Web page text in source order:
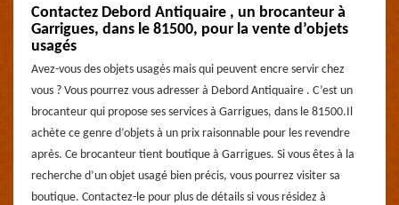
Contactez Debord Antiquaire , un brocanteur à
Garrigues, dans le 81500, pour la vente d’objets
usagés
Avez-vous des objets usagés mais qui peuvent encre servir chez
vous ? Vous pourrez vous adresser à Debord Antiquaire . C’est un
brocanteur qui propose ses services à Garrigues, dans le 81500.Il
achète ce genre d’objets à un prix raisonnable pour les revendre
après. Ce brocanteur tient boutique à Garrigues. Si vous êtes à la
recherche d’un objet usagé bien précis, vous pourrez visiter sa
boutique. Contactez-le pour plus de détails si vous résidez à